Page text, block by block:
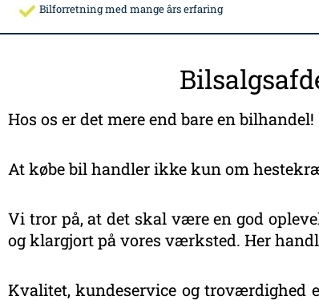
Bilforretning med mange års erfaring
Hos os er det mere end bare en bilhandel!
At købe bil handler ikke kun om
Vi tror på, at det skal være en god
og klargjort på vores værksted. Her
Kvalitet, kundeservice og troværdighed